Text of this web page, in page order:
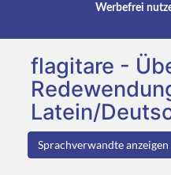
Werbefrei
flagitare -
Latein/
Sprachverwandte anzeigen